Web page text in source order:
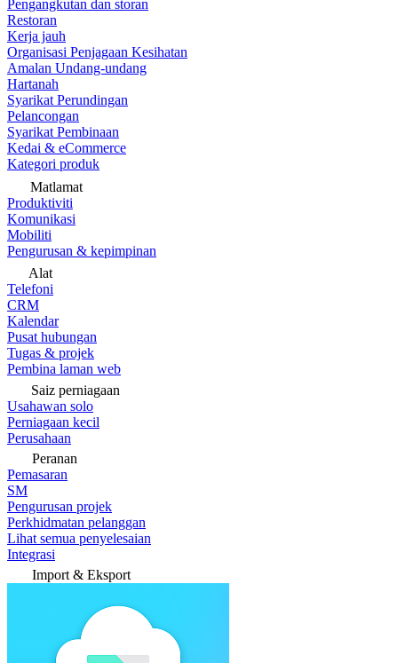
Pengangkutan dan storan
Restoran
Kerja jauh
Organisasi Penjagaan Kesihatan
Amalan Undang-undang
Hartanah
Syarikat Perundingan
Pelancongan
Syarikat Pembinaan
Kedai & eCommerce
Kategori produk
Matlamat
Produktiviti
Komunikasi
Mobiliti
Pengurusan & kepimpinan
Alat
Telefoni
CRM
Kalendar
Pusat hubungan
Tugas & projek
Pembina laman web
Saiz perniagaan
Usahawan solo
Perniagaan kecil
Perusahaan
Peranan
Pemasaran
SM
Pengurusan projek
Perkhidmatan pelanggan
Lihat semua penyelesaian
Integrasi
Import & Eksport